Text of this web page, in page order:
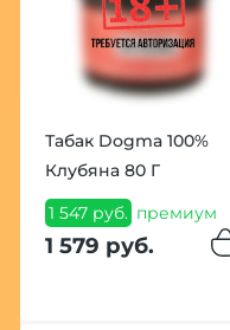
Табак Dogma 100%
Клубяна 80 Г
1 547 руб. премиум
1 579 руб.